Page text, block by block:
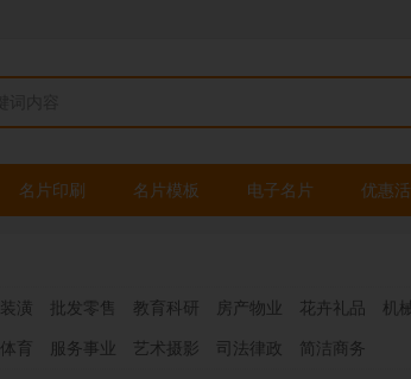
名片印刷 名片模板 电子名片 优惠
潢 批发零售 教育科研 房产物业 花卉礼品 机
育 服务事业 艺术摄影 司法律政 简洁商务